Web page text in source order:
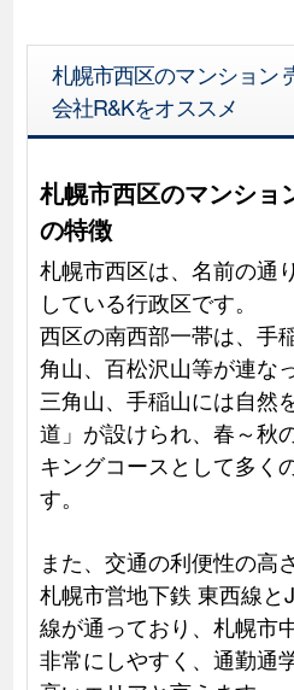
札幌市西区のマンション
会社R&Kをオススメ
札幌市西区のマンショ
の特徴
札幌市西区は、名前の通
している行政区です。
西区の南西部一帯は、手
角山、百松沢山等が連な
三角山、手稲山には自然
道」が設けられ、春～秋
キングコースとして多く
す。
また、交通の利便性の高
札幌市営地下鉄 東西線と
線が通っており、札幌市
非常にしやすく、通勤通